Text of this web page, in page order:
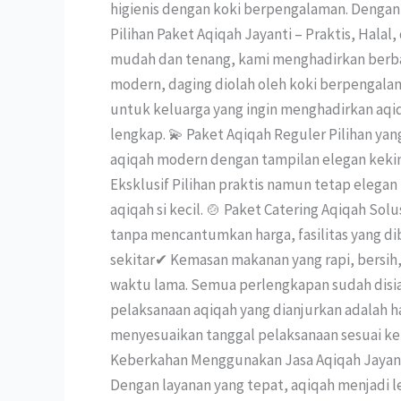
higienis dengan koki berpengalaman.
Pilihan Paket Aqiqah Jayanti – Praktis,
mudah dan tenang, kami menghadirkan
modern, daging diolah oleh koki
untuk keluarga yang ingin menghadirkan
lengkap. 💫 Paket Aqiqah Reguler Pilihan
aqiqah modern dengan tampilan elegan
Eksklusif Pilihan praktis namun tetap elegan
aqiqah si kecil. 🍲 Paket Catering Aqiqah
tanpa mencantumkan harga, fasilitas yang
sekitar✔ Kemasan makanan yang rapi,
waktu lama. Semua perlengkapan sudah
pelaksanaan aqiqah yang dianjurkan adalah
menyesuaikan tanggal pelaksanaan sesuai
Keberkahan Menggunakan Jasa Aqiqah
Dengan layanan yang tepat, aqiqah menjadi